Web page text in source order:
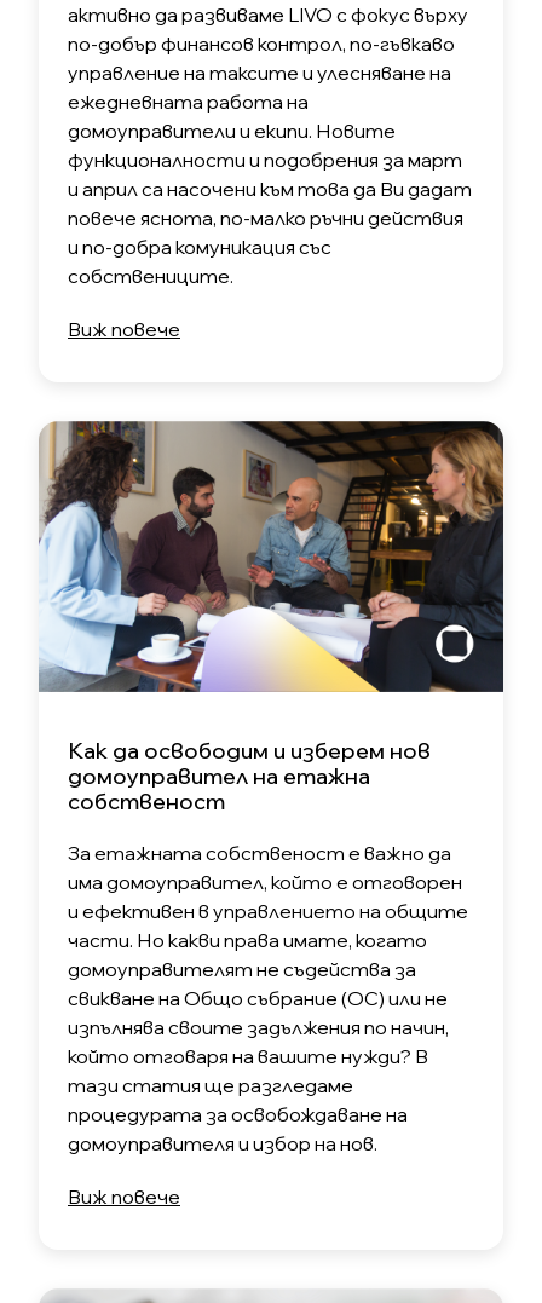
активно да развиваме LIVO с фокус върху
по-добър финансов контрол, по-гъвкаво
управление на таксите и улесняване на
ежедневната работа на
домоуправители и екипи. Новите
функционалности и подобрения за март
и април са насочени към това да Ви дадат
повече яснота, по-малко ръчни действия
и по-добра комуникация със
собствениците.
Виж повече
Как да освободим и изберем нов
домоуправител на етажна
собственост
За етажната собственост е важно да
има домоуправител, който е отговорен
и ефективен в управлението на общите
части. Но какви права имате, когато
домоуправителят не съдейства за
свикване на Общо събрание (ОС) или не
изпълнява своите задължения по начин,
който отговаря на вашите нужди? В
тази статия ще разгледаме
процедурата за освобождаване на
домоуправителя и избор на нов.
Виж повече